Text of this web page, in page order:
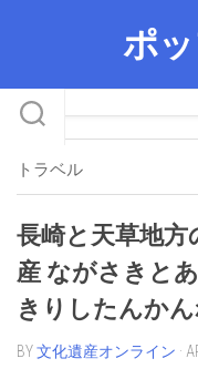
ポ
トラベル
長崎と天草地
産 ながさきと
きりしたんか
BY文化遺産オンライン ·